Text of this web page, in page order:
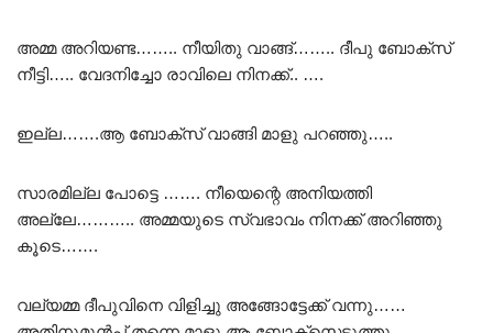
അമ്മ അറിയണ്ട…….. നീയിതു വാങ്ങ്…….. ദീപു ബോക്സ്‌
നീട്ടി….. വേദനിച്ചോ രാവിലെ നിനക്ക്.. ….
ഇല്ല…….ആ ബോക്സ്‌ വാങ്ങി മാളു പറഞ്ഞു…..
സാരമില്ല പോട്ടെ ……. നീയെന്റെ അനിയത്തി
അല്ലേ……….. അമ്മയുടെ സ്വഭാവം നിനക്ക് അറിഞ്ഞു
കൂടെ…….
വല്യമ്മ ദീപുവിനെ വിളിച്ചു അങ്ങോട്ടേക്ക് വന്നു……